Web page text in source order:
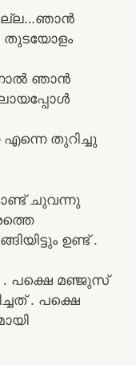
തുടയോളം
ഞാൻ
എന്നെ തുറിച്ചു
ചുവന്നു
ഉണ്ട് .
. പക്ഷെ മഞ്ജുസ്
. പക്ഷെ